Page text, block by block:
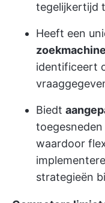
tegelijkertijd
Heeft een
zoekmachine
identificeert
Biedt
waardoor
strategieën